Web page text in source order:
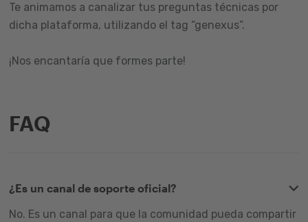
Te animamos a canalizar tus preguntas técnicas por
dicha plataforma, utilizando el tag “genexus”.
¡Nos encantaría que formes parte!
FAQ
¿Es un canal de soporte oficial?
No. Es un canal para que la comunidad pueda compartir